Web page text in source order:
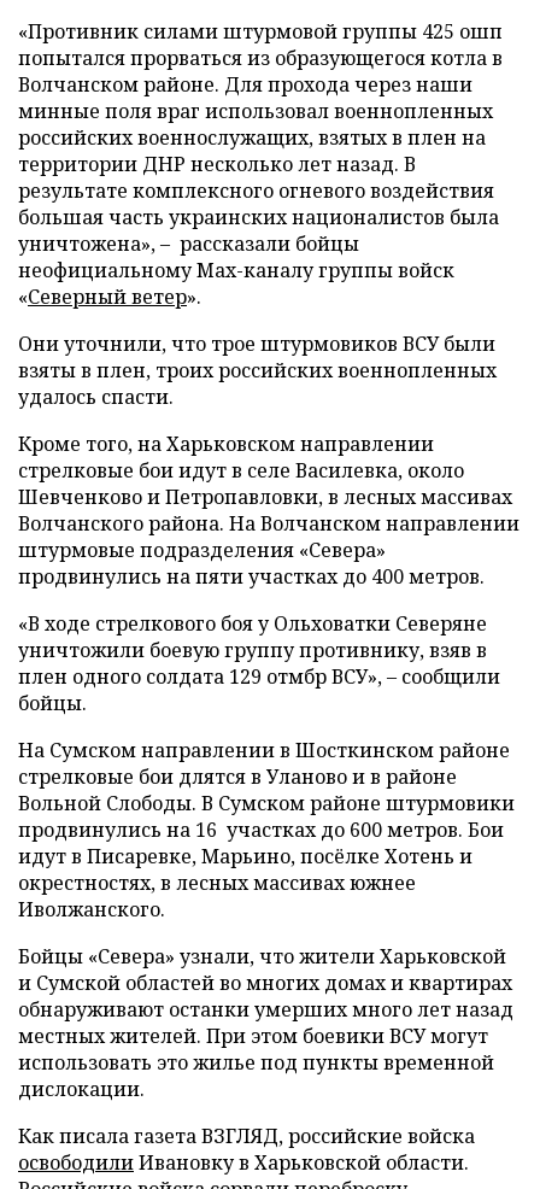
«Противник силами штурмовой группы 425 ошп
попытался прорваться из образующегося котла в
Волчанском районе. Для прохода через наши
минные поля враг использовал военнопленных
российских военнослужащих, взятых в плен на
территории ДНР несколько лет назад. В
результате комплексного огневого воздействия
большая часть украинских националистов была
уничтожена», – рассказали бойцы
неофициальному Max-каналу группы войск
«Северный ветер».
Они уточнили, что трое штурмовиков ВСУ были
взяты в плен, троих российских военнопленных
удалось спасти.
Кроме того, на Харьковском направлении
стрелковые бои идут в селе Василевка, около
Шевченково и Петропавловки, в лесных массивах
Волчанского района. На Волчанском направлении
штурмовые подразделения «Севера»
продвинулись на пяти участках до 400 метров.
«В ходе стрелкового боя у Ольховатки Северяне
уничтожили боевую группу противнику, взяв в
плен одного солдата 129 отмбр ВСУ», – сообщили
бойцы.
На Сумском направлении в Шосткинском районе
стрелковые бои длятся в Уланово и в районе
Вольной Слободы. В Сумском районе штурмовики
продвинулись на 16 участках до 600 метров. Бои
идут в Писаревке, Марьино, посёлке Хотень и
окрестностях, в лесных массивах южнее
Иволжанского.
Бойцы «Севера» узнали, что жители Харьковской
и Сумской областей во многих домах и квартирах
обнаруживают останки умерших много лет назад
местных жителей. При этом боевики ВСУ могут
использовать это жилье под пункты временной
дислокации.
Как писала газета ВЗГЛЯД, российские войска
освободилиИвановку в Харьковской области.